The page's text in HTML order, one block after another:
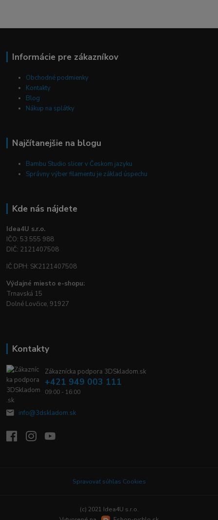
Informácie pre zákazníkov
Obchodné podmienky
Kontakty
Blog
Nákup na splátky
Najčítanejšie na blogu
Bambu Studio slicer v Českom jazyku
Správny výber filamentu je základ úspechu
Kde nás nájdete
Idea4U s.r.o.
IČO: 53 555 988
DIČ: 2121407508
IČ DPH: SK2121407508
Výdajné miesto e-shopu:
Trnavská 15
Dolné Lovčice, 91927
Kontakty
Zákaznícka podpora 3DSkladom.sk
+421 949 003 111
09:00 - 16:00
info@3dskladom.sk
Spravovať súhlas Cookies
(c) 2021 Idea4U s.r.o.